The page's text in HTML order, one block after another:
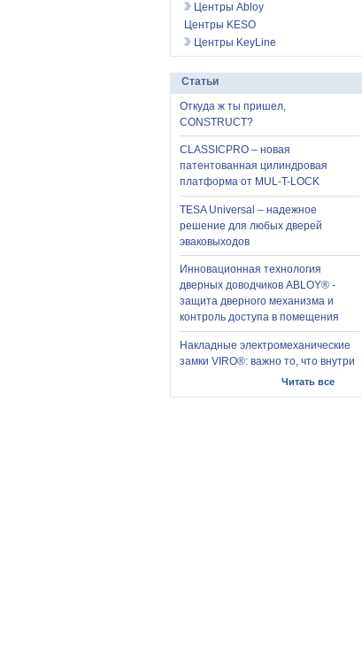
Центры Abloy
Центры KESO
Центры KeyLine
Статьи
Откуда ж ты пришел,
CONSTRUCT?
CLASSICPRO – новая
патентованная цилиндровая
платформа от MUL-T-LOCK
TESA Universal – надежное
решение для любых дверей
эваковыходов
Инновационная технология
дверных доводчиков ABLOY® -
защита дверного механизма и
контроль доступа в помещения
Накладные электромеханические
замки VIRO®: важно то, что внутри
Читать все